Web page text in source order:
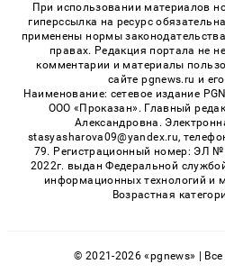
При использовании материалов
гиперссылка на ресурс
применены нормы
правах. Редакция портала не
комментарии и материалы
сайте pgnews.ru и
Наименование: сетевое издание
ООО «Проказан». Главный
Александровна.
stasyasharova09@yandex.ru,
79. Регистрационный номер: ЭЛ
2022г. выдан Федеральной
информационных технологий и
Возрастная
© 2021-2026 «pgnews» |